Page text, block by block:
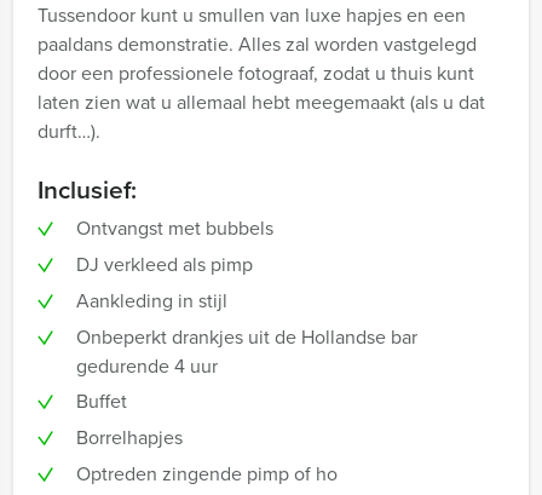
Tussendoor kunt u smullen van luxe hapjes en een
paaldans demonstratie. Alles zal worden vastgelegd
door een professionele fotograaf, zodat u thuis kunt
laten zien wat u allemaal hebt meegemaakt (als u dat
durft…).
Inclusief:
Ontvangst met bubbels
DJ verkleed als pimp
Aankleding in stijl
Onbeperkt drankjes uit de Hollandse bar
gedurende 4 uur
Buffet
Borrelhapjes
Optreden zingende pimp of ho